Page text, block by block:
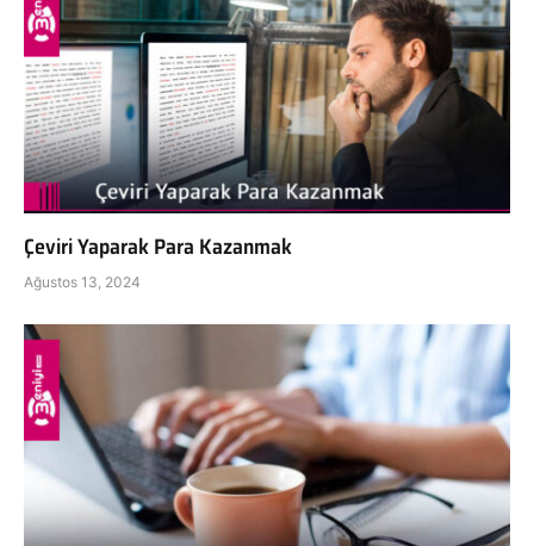
Çeviri Yaparak Para Kazanmak
Ağustos 13, 2024